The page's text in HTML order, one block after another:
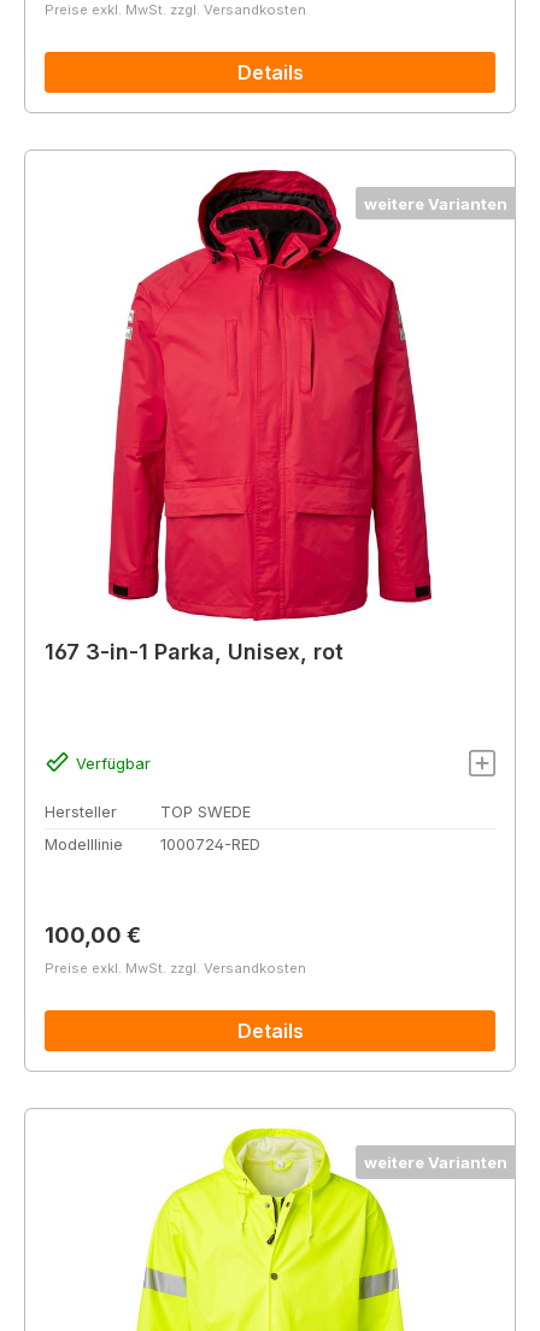
Preise exkl. MwSt. zzgl. Versandkosten
Details
weitere Varianten
167 3-in-1 Parka, Unisex, rot
Verfügbar
Hersteller
TOP SWEDE
Modelllinie
1000724-RED
Regulärer Preis:
100,00 €
Preise exkl. MwSt. zzgl. Versandkosten
Details
weitere Varianten